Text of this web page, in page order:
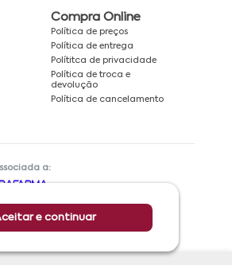
Aceitar e continuar
Compra Online
Política de preços
Política de entrega
Polítitca de privacidade
Política de troca e
devolução
Política de cancelamento
a: